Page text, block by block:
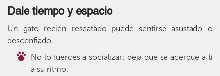
Dale tiempo y espacio
Un gato recién rescatado puede sentirse asustado o
desconfiado.
No lo fuerces a socializar; deja que se acerque a ti
a su ritmo.